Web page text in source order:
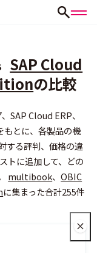
SAP Cloud
の比較
Cloud ERP、
とに、各製品の機
する評判、価格の違
トに追加して、どの
multibook、OBIC
に集まった合計255件